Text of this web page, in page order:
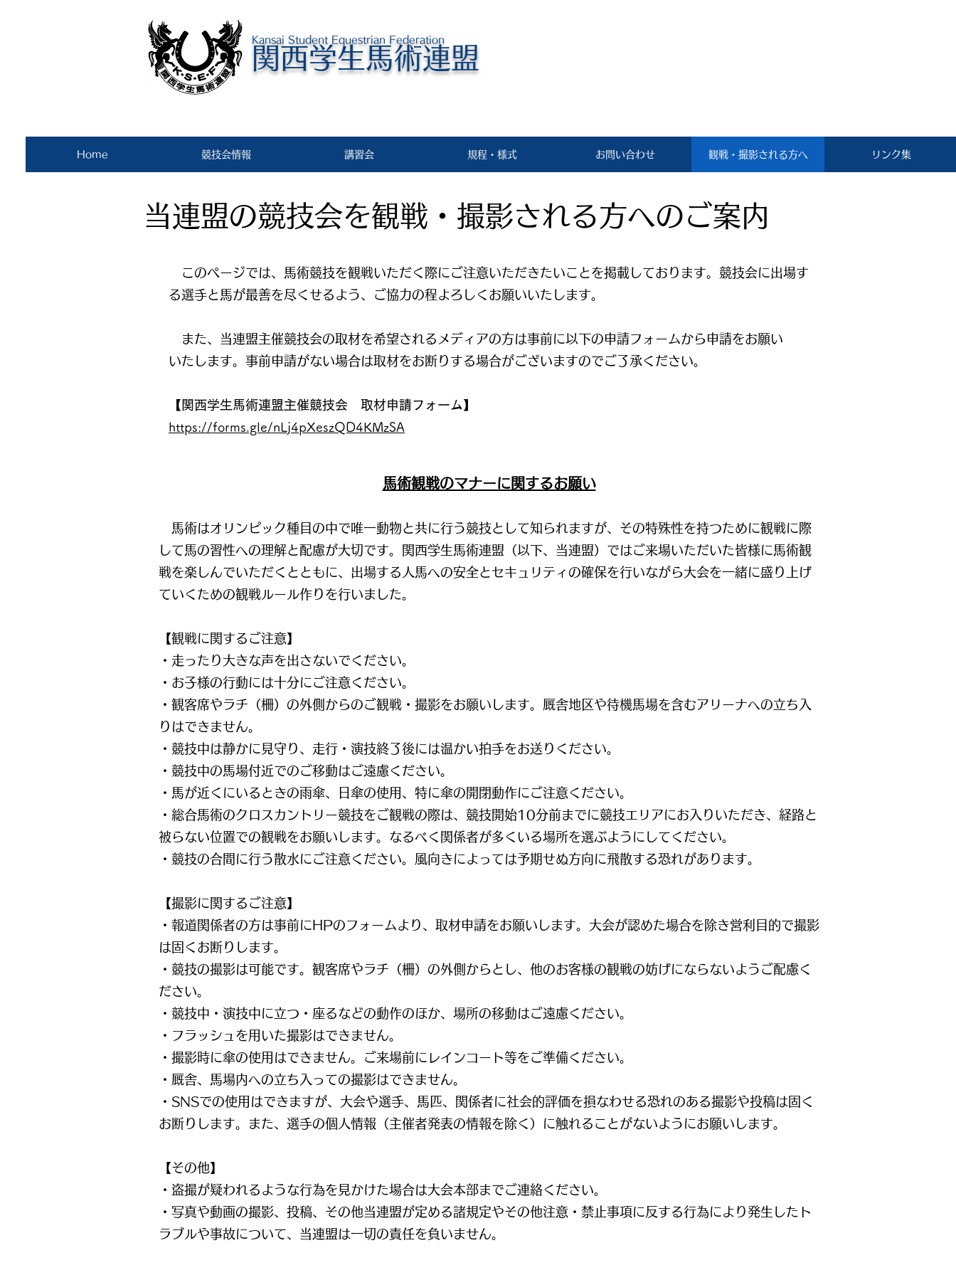
関西学生馬術連盟
Kansai Student Equestrian Federation
Home 競技会情報 講習会 規程・様式 お問い合わせ 観戦・撮影される方へ リンク集
​当連盟の競技会を観戦・撮影される方へのご案内
​このページでは、馬術競技を観戦いただく際にご注意いただきたいことを掲載しております。競技会に出場す
る選手と馬が最善を尽くせるよう、ご協力の程よろしくお願いいたします。
また、 当連盟主催競技会の取材を希望されるメディアの方は事前に以下の申請フォームから申請をお願い
いたします。事前申請がない場合は取材をお断りする場合がございますのでご了承ください。​
【関西学生馬術連盟主催競技会 取材申請フォーム】
https://forms.gle/nLj4pXeszQD4KMzSA
馬術観戦のマナーに関するお願い
馬術はオリンピック種目の中で唯一動物と共に行う競技として知られますが、その特殊性を持つために観戦に際
して馬の習性への理解と配慮が大切です。関西学生馬術連盟（以下、当連盟）ではご来場いただいた皆様に馬術観
戦を楽しんでいただくとともに、出場する人馬への安全とセキュリティの確保を行いながら大会を一緒に盛り上げ
ていくための観戦ルール作りを行いました。
【観戦に関するご注意】
・走ったり大きな声を出さないでください。
・お子様の行動には十分にご注意ください。
・観客席やラチ（柵）の外側からのご観戦・撮影をお願いします。厩舎地区や待機馬場を含むアリーナへの立ち入
りはできません。
・競技中は静かに見守り、走行・演技終了後には温かい拍手をお送りください。
・競技中の馬場付近でのご移動はご遠慮ください。
・馬が近くにいるときの雨傘、日傘の使用、特に傘の開閉動作にご注意ください。
・総合馬術のクロスカントリー競技をご観戦の際は、競技開始10分前までに競技エリアにお入りいただき、 経路と
被らない位置での観戦をお願いします。なるべく関係者が多くいる場所を選ぶようにしてください。
・競技の合間に行う散水にご注意ください。風向きによっては予期せぬ方向に飛散する恐れがあります。
【撮影に関するご注意】
・報道関係者の方は事前にHPのフォームより、取材申請をお願いします。大会が認めた場合を除き営利目的で撮影
は固くお断りします。
・競技の撮影は可能です。観客席やラチ（柵）の外側からとし、他のお客様の観戦の妨げにならないようご配慮く
ださい。
・競技中・演技中に立つ・座るなどの動作のほか、場所の移動はご遠慮ください。
・フラッシュを用いた撮影はできません。
・撮影時に傘の使用はできません。ご来場前にレインコート等をご準備ください。
・厩舎、馬場内への立ち入っての撮影はできません。
・SNSでの使用はできますが、大会や選手、馬匹、関係者に社会的評価を損なわせる恐れのある撮影や投稿は固く
お断りします。また、選手の個人情報（主催者発表の情報を除く）に触れることがないようにお願いします。
【その他】
・盗撮が疑われるような行為を見かけた場合は大会本部までご連絡ください。
・写真や動画の撮影、投稿、その他当連盟が定める諸規定やその他注意・禁止事項に反する行為により発生したト
ラブルや事故について、当連盟は一切の責任を負いません。